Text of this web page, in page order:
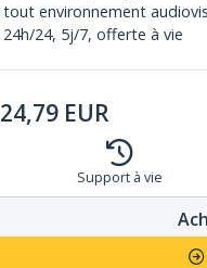
tout environnement
24h/24, 5j/7, offerte à vie
24,79 EUR
Support à vie